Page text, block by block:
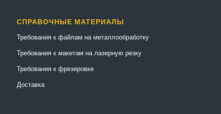
СПРАВОЧНЫЕ МАТЕРИАЛЫ
Требования к файлам на металлообработку
Требования к макетам на лазерную резку
Требования к фрезеровке
Доставка